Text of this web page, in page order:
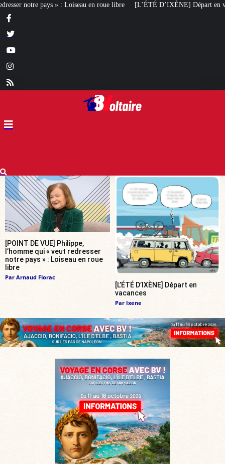
roue libre [L’ÉTÉ D’IXÈNE] Départ en vacances Ingérences
[POINT DE VUE] Philippe,
l’homme qui « veut redresser
notre pays » : Loiseau en roue
libre
Par Arnaud Florac
[L’ÉTÉ D’IXÈNE] Départ en
vacances
Par Ixene